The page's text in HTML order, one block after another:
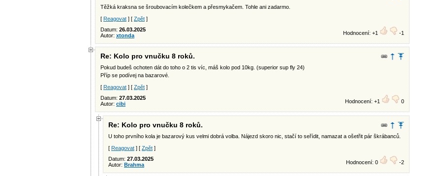
Těžká kraksna se šroubovacím kolečkem a přesmykačem. Tohle ani zadarmo.
[ Reagovat ] [ Zpět ]
Datum: 26.03.2025
Autor: xtonda Hodnocení: +1 -1
Re: Kolo pro vnučku 8 roků.
Pokud budeš ochoten dát do toho o 2 tis víc, máš kolo pod 10kg. (superior sup fly 24)
Příp se podívej na bazarové.
[ Reagovat ] [ Zpět ]
Datum: 27.03.2025
Autor: cibi Hodnocení: +1 0
Re: Kolo pro vnučku 8 roků.
U toho prvního kola je bazarový kus velmi dobrá volba. Nájezd skoro nic, stačí to seřídit, namazat a ošetřit pár škrábanců.
[ Reagovat ] [ Zpět ]
Datum: 27.03.2025
Autor: Brahma Hodnocení: 0 -2